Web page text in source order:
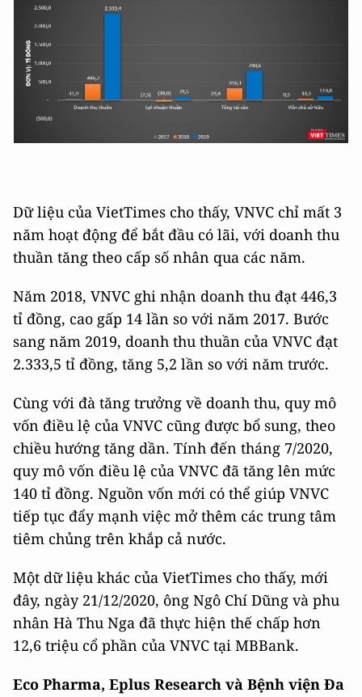
Dữ liệu của VietTimes cho thấy, VNVC chỉ mất 3
năm hoạt động để bắt đầu có lãi, với doanh thu
thuần tăng theo cấp số nhân qua các năm.
Năm 2018, VNVC ghi nhận doanh thu đạt 446,3
tỉ đồng, cao gấp 14 lần so với năm 2017. Bước
sang năm 2019, doanh thu thuần của VNVC đạt
2.333,5 tỉ đồng, tăng 5,2 lần so với năm trước.
Cùng với đà tăng trưởng về doanh thu, quy mô
vốn điều lệ của VNVC cũng được bổ sung, theo
chiều hướng tăng dần. Tính đến tháng 7/2020,
quy mô vốn điều lệ của VNVC đã tăng lên mức
140 tỉ đồng. Nguồn vốn mới có thể giúp VNVC
tiếp tục đẩy mạnh việc mở thêm các trung tâm
tiêm chủng trên khắp cả nước.
Một dữ liệu khác của VietTimes cho thấy, mới
đây, ngày 21/12/2020, ông Ngô Chí Dũng và phu
nhân Hà Thu Nga đã thực hiện thế chấp hơn
12,6 triệu cổ phần của VNVC tại MBBank.
Eco Pharma, Eplus Research và Bệnh viện Đa